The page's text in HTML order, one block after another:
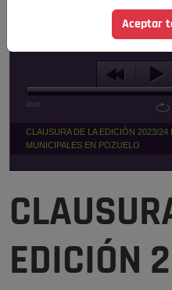
Escucha el audio de esta
00:00
CLAUSURA DE LA EDICIÓN 2023/
MUNICIPALES EN POZUELO
EDICIÓN
Aceptar